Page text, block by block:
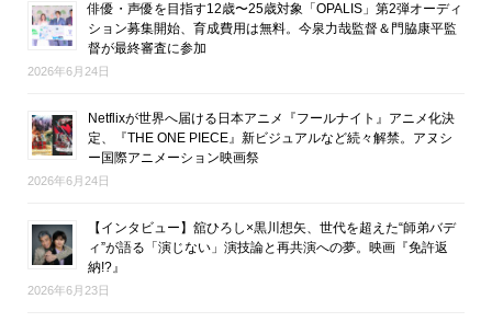
俳優・声優を目指す12歳〜25歳対象「OPALIS」第2弾オーディ
ション募集開始、育成費用は無料。今泉力哉監督＆門脇康平監
督が最終審査に参加
2026年6月24日
Netflixが世界へ届ける日本アニメ『フールナイト』アニメ化決
定、『THE ONE PIECE』新ビジュアルなど続々解禁。アヌシ
ー国際アニメーション映画祭
2026年6月24日
【インタビュー】舘ひろし×黒川想矢、世代を超えた“師弟バデ
ィ”が語る「演じない」演技論と再共演への夢。映画『免許返
納!?』
2026年6月23日